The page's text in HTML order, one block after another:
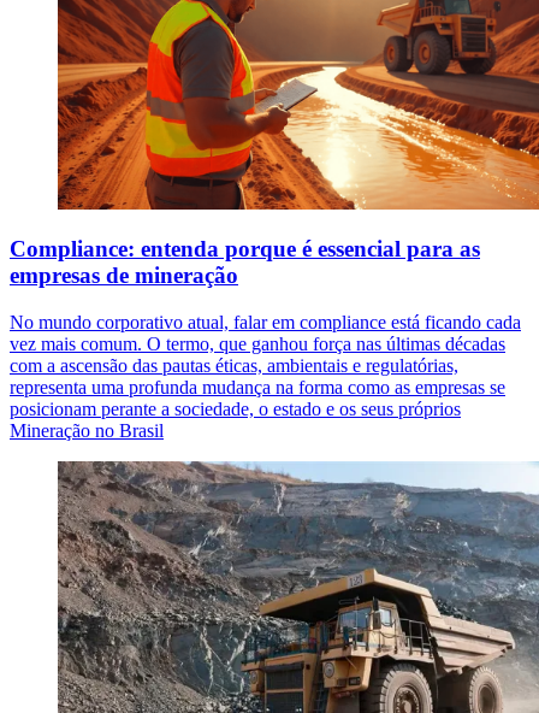
Compliance: entenda porque é essencial para as
empresas de mineração
No mundo corporativo atual, falar em compliance está ficando cada
vez mais comum. O termo, que ganhou força nas últimas décadas
com a ascensão das pautas éticas, ambientais e regulatórias,
representa uma profunda mudança na forma como as empresas se
posicionam perante a sociedade, o estado e os seus próprios
Mineração no Brasil